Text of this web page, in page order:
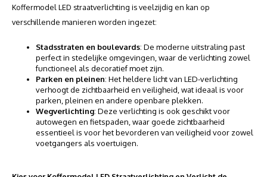
Koffermodel LED straatverlichting is veelzijdig en kan op
verschillende manieren worden ingezet:
Stadsstraten en boulevards: De moderne uitstraling past
perfect in stedelijke omgevingen, waar de verlichting zowel
functioneel als decoratief moet zijn.
Parken en pleinen: Het heldere licht van LED-verlichting
verhoogt de zichtbaarheid en veiligheid, wat ideaal is voor
parken, pleinen en andere openbare plekken.
Wegverlichting: Deze verlichting is ook geschikt voor
autowegen en fietspaden, waar goede zichtbaarheid
essentieel is voor het bevorderen van veiligheid voor zowel
voetgangers als voertuigen.